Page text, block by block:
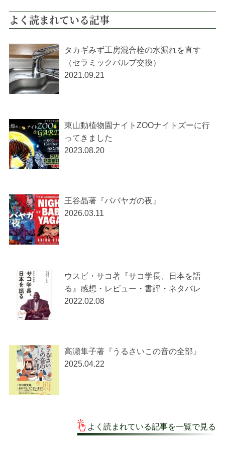
よく読まれている記事
タカギみず工房混合栓の水漏れを直す
（セラミックバルブ交換）
2021.09.21
東山動植物園ナイトZOOナイトズーに行
ってきました
2023.08.20
王谷晶著『ババヤガの夜』
2026.03.11
ウスビ・サコ著『サコ学長、日本を語
る』感想・レビュー・書評・ネタバレ
2022.02.08
高瀬隼子著『うるさいこの音の全部』
2025.04.22
よく読まれている記事を一覧で見る